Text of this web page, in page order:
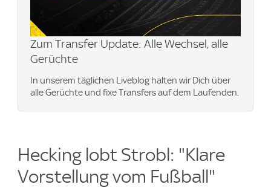
Zum Transfer Update: Alle Wechsel, alle
Gerüchte
In unserem täglichen Liveblog halten wir Dich über
alle Gerüchte und fixe Transfers auf dem Laufenden.
Hecking lobt Strobl: "Klare
Vorstellung vom Fußball"